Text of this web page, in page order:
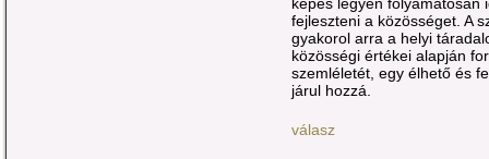
fejleszteni a közösséget. A
gyakorol arra a helyi
közösségi értékei alapján
szemléletét, egy élhető és
járul hozzá.
válasz